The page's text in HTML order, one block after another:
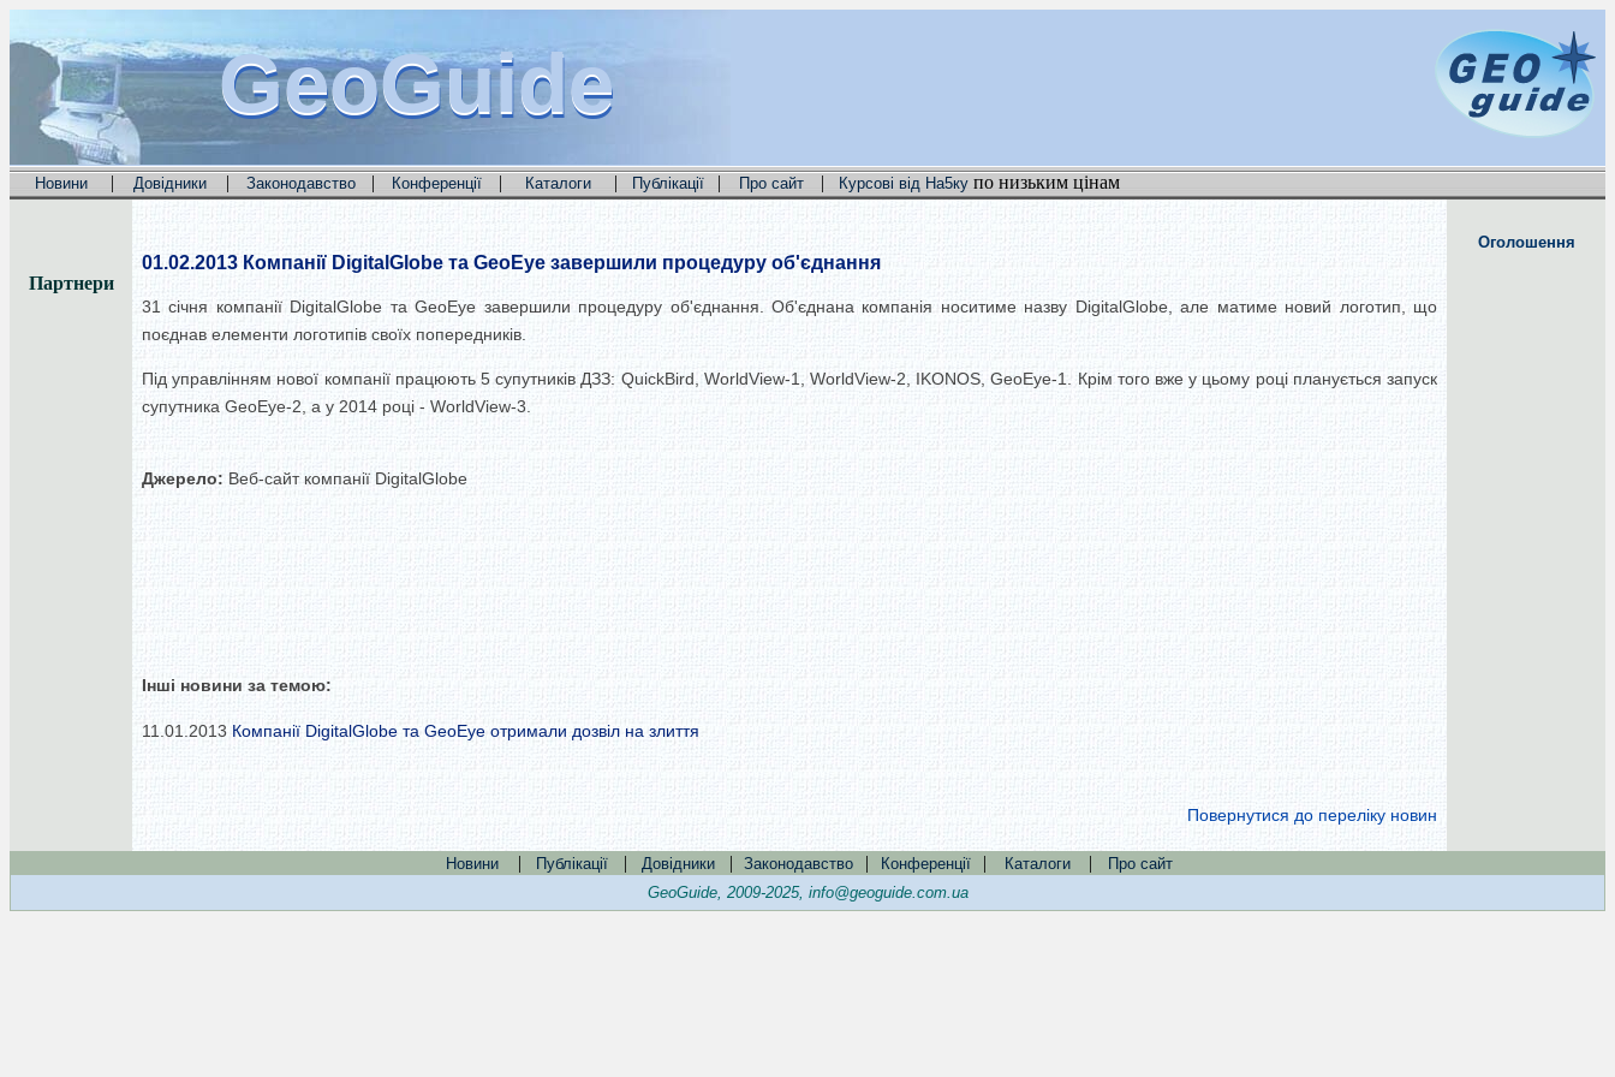
GeoGuide
GeoGuide
GeoGuide
Новини | Довідники | Законодавство | Конференції | Каталоги | Публікації | Про сайт | Курсові від На5ку по низьким цінам
Партнери
01.02.2013 Компанії DigitalGlobe та GeoEye завершили процедуру об'єднання
31 січня компанії DigitalGlobe та GeoEye завершили процедуру об'єднання. Об'єднана компанія носитиме назву DigitalGlobe, але матиме новий логотип, що
поєднав елементи логотипів своїх попередників.
Під управлінням нової компанії працюють 5 супутників ДЗЗ: QuickBird, WorldView-1, WorldView-2, IKONOS, GeoEye-1. Крім того вже у цьому році планується запуск
супутника GeoEye-2, а у 2014 році - WorldView-3.
Джерело: Веб-сайт компанії DigitalGlobe
Інші новини за темою:
11.01.2013 Компанії DigitalGlobe та GeoEye отримали дозвіл на злиття
Повернутися до переліку новин
Оголошення
Новини | Публікації | Довідники | Законодавство | Конференції | Каталоги |
Про сайт
GeoGuide, 2009-2025, info@geoguide.com.ua